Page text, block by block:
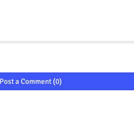
Post a Comment (0)